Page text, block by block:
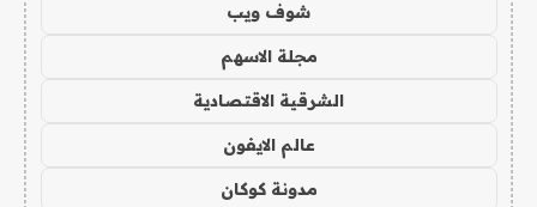
شوف ويب
مجلة الاسهم
الشرقية الاقتصادية
عالم الايفون
مدونة كوكان